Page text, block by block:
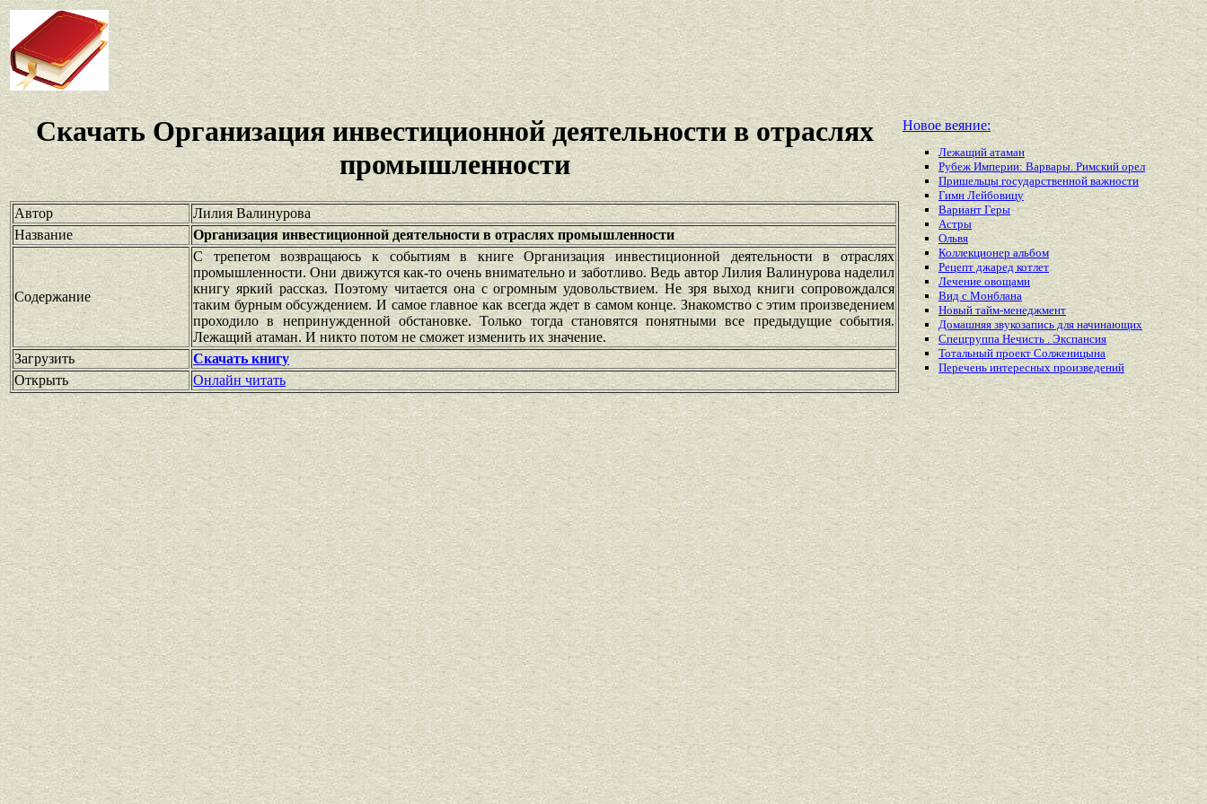
Скачать Организация инвестиционной деятельности в отраслях
промышленности
Автор
Лилия Валинурова
Название
Организация инвестиционной деятельности в отраслях промышленности
Содержание
С трепетом возвращаюсь к событиям в книге Организация инвестиционной деятельности в отраслях
промышленности. Они движутся как-то очень внимательно и заботливо. Ведь автор Лилия Валинурова наделил
книгу яркий рассказ. Поэтому читается она с огромным удовольствием. Не зря выход книги сопровождался
таким бурным обсуждением. И самое главное как всегда ждет в самом конце. Знакомство с этим произведением
проходило в непринужденной обстановке. Только тогда становятся понятными все предыдущие события.
Лежащий атаман. И никто потом не сможет изменить их значение.
Загрузить
Скачать книгу
Открыть
Онлайн читать
Новое веяние:
Лежащий атаман
Рубеж Империи: Варвары. Римский орел
Пришельцы государственной важности
Гимн Лейбовицу
Вариант Геры
Астры
Ольвя
Коллекционер альбом
Рецепт джаред котлет
Лечение овощами
Вид с Монблана
Новый тайм-менеджмент
Домашняя звукозапись для начинающих
Спецгруппа Нечисть . Экспансия
Тотальный проект Солженицына
Перечень интересных произведений